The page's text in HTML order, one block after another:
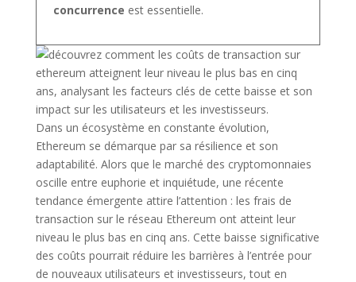
concurrence est essentielle.
Dans un écosystème en constante évolution,
Ethereum se démarque par sa résilience et son
adaptabilité. Alors que le marché des cryptomonnaies
oscille entre euphorie et inquiétude, une récente
tendance émergente attire l’attention : les frais de
transaction sur le réseau Ethereum ont atteint leur
niveau le plus bas en cinq ans. Cette baisse significative
des coûts pourrait réduire les barrières à l’entrée pour
de nouveaux utilisateurs et investisseurs, tout en